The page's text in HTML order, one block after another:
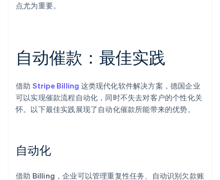
点尤为重要。
自动催款：最佳实践
借助 Stripe Billing 这类现代化软件解决方案，德国企业
可以实现催款流程自动化，同时不失去对客户的个性化关
怀。以下最佳实践展现了自动化催款所能带来的优势。
自动化
借助 Billing，企业可以管理重复性任务、自动识别欠款账